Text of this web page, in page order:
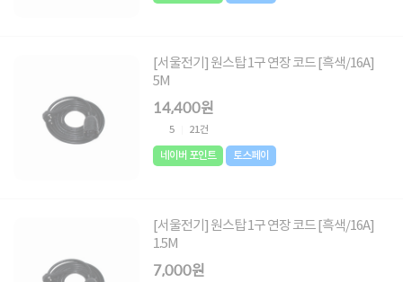
[서울전기] 원스탑 1구 연장 코드 [흑색/16A]
5M
14,400원
5 21건
네이버 포인트 토스페이
[서울전기] 원스탑 1구 연장 코드 [흑색/16A]
1.5M
7,000원